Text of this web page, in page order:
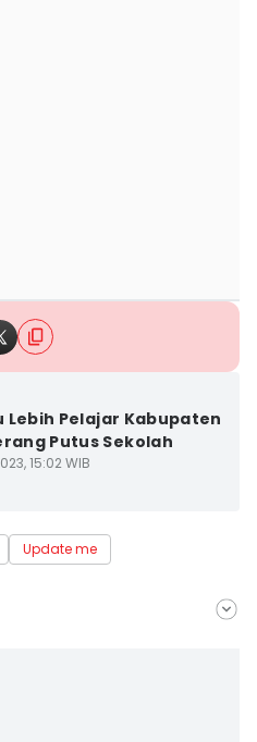
Lebih Pelajar Kabupaten
Putus Sekolah
15:02 WIB
Update me